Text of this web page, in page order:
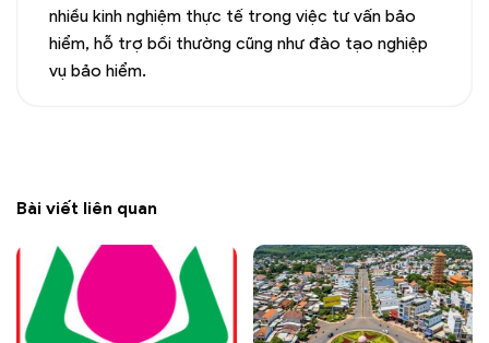
nhiều kinh nghiệm thực tế trong việc tư vấn bảo
hiểm, hỗ trợ bồi thường cũng như đào tạo nghiệp
vụ bảo hiểm.
Bài viết liên quan